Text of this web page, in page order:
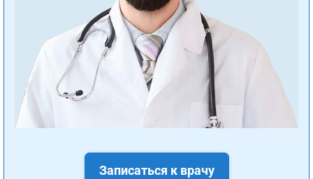
Записаться к врачу